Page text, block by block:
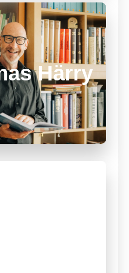
Härry
Air-
SCHÖ mit Thomas Härry
aus der Schweiz.
ÜBER REFERENT